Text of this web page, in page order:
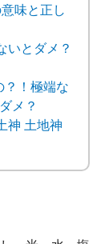
味と正し
いとダメ？
！極端な
メ？
神 土地神